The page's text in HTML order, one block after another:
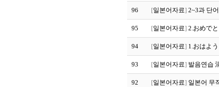
96 [일본어자료] 2~3과 단
95 [일본어자료] 2.おめで
94 [일본어자료] 1.おはよ
93 [일본어자료] 발음연습
92 [일본어자료] 일본어 무